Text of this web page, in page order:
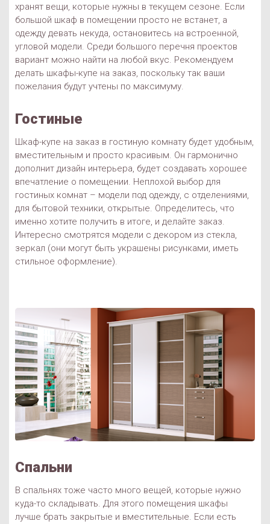
хранят вещи, которые нужны в текущем сезоне. Если
большой шкаф в помещении просто не встанет, а
одежду девать некуда, остановитесь на встроенной,
угловой модели. Среди большого перечня проектов
вариант можно найти на любой вкус. Рекомендуем
делать шкафы-купе на заказ, поскольку так ваши
пожелания будут учтены по максимуму.
Гостиные
Шкаф-купе на заказ в гостиную комнату будет удобным,
вместительным и просто красивым. Он гармонично
дополнит дизайн интерьера, будет создавать хорошее
впечатление о помещении. Неплохой выбор для
гостиных комнат – модели под одежду, с отделениями,
для бытовой техники, открытые. Определитесь, что
именно хотите получить в итоге, и делайте заказ.
Интересно смотрятся модели с декором из стекла,
зеркал (они могут быть украшены рисунками, иметь
стильное оформление).
Спальни
В спальнях тоже часто много вещей, которые нужно
куда-то складывать. Для этого помещения шкафы
лучше брать закрытые и вместительные. Если есть